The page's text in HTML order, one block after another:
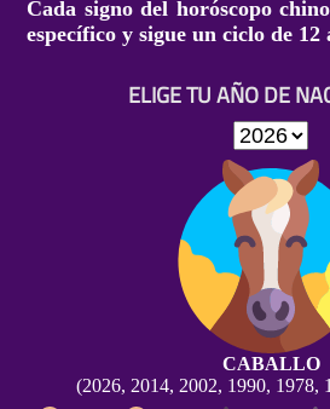
Cada signo del horóscopo
específico y sigue un ciclo de 12
ELIGE TU AÑO DE
CABALLO
(2026, 2014, 2002, 1990, 1978,